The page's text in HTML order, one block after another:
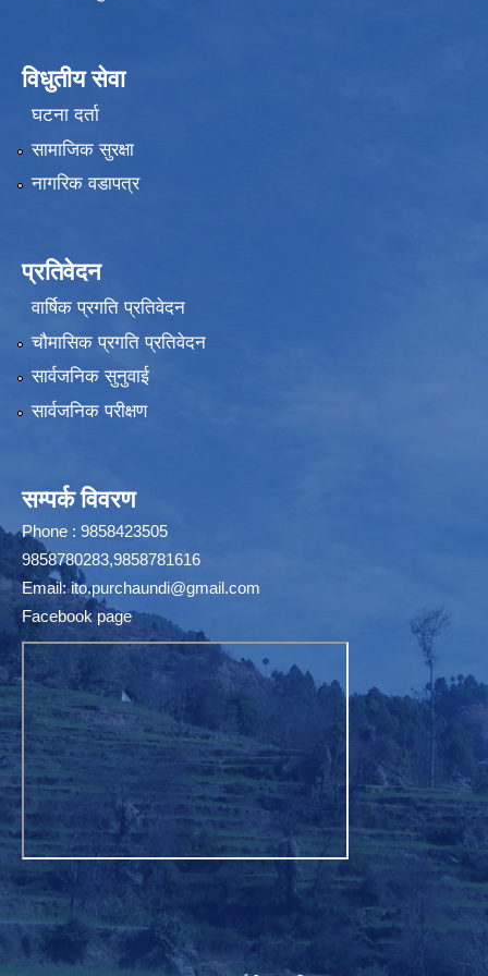
विधुतीय सेवा
घटना दर्ता
सामाजिक सुरक्षा
नागरिक वडापत्र
प्रतिवेदन
वार्षिक प्रगति प्रतिवेदन
चौमासिक प्रगति प्रतिवेदन
सार्वजनिक सुनुवाई
सार्वजनिक परीक्षण
सम्पर्क विवरण
Phone : 9858423505
9858780283,9858781616
Email:ito.purchaundi@gmail.com
Facebook page